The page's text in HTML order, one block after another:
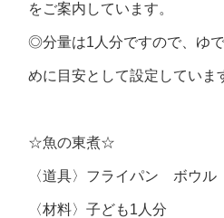
をご案内しています。
◎分量は1人分ですので、ゆ
めに目安として設定していま
☆魚の東煮☆
〈道具〉フライパン ボウ
〈材料〉子ども1人分